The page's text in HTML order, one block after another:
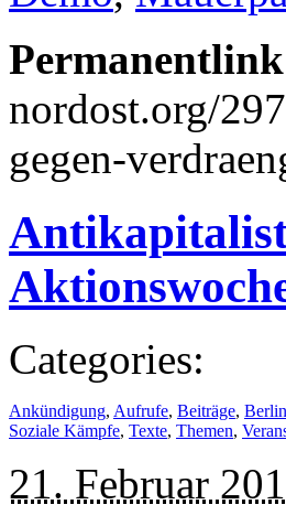
nordost.org/
gegen-
Categories:
Ankündigung, Aufrufe, Beiträge, Berlin
Soziale Kämpfe, Texte, Themen,
21. Februar